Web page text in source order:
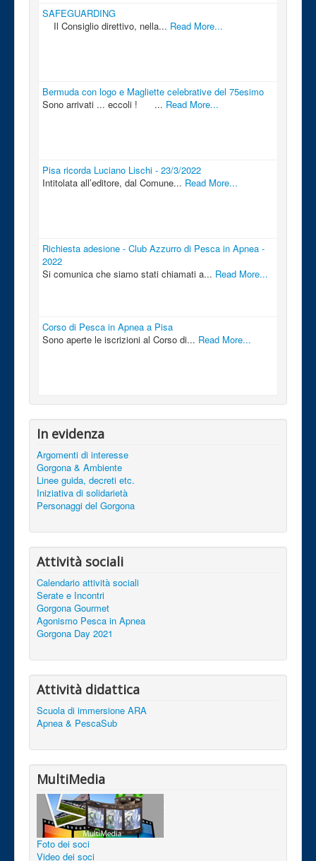
SAFEGUARDING
Il Consiglio direttivo, nella... Read More...
Bermuda con logo e Magliette celebrative del 75esimo
Sono arrivati ... eccoli ! ... Read More...
Pisa ricorda Luciano Lischi - 23/3/2022
Intitolata all’editore, dal Comune... Read More...
Richiesta adesione - Club Azzurro di Pesca in Apnea -
2022
Si comunica che siamo stati chiamati a... Read More...
Corso di Pesca in Apnea a Pisa
Sono aperte le iscrizioni al Corso di... Read More...
In evidenza
Argomenti di interesse
Gorgona & Ambiente
Linee guida, decreti etc.
Iniziativa di solidarietà
Personaggi del Gorgona
Attività sociali
Calendario attività sociali
Serate e Incontri
Gorgona Gourmet
Agonismo Pesca in Apnea
Gorgona Day 2021
Attività didattica
Scuola di immersione ARA
Apnea & PescaSub
MultiMedia
Foto dei soci
Video dei soci